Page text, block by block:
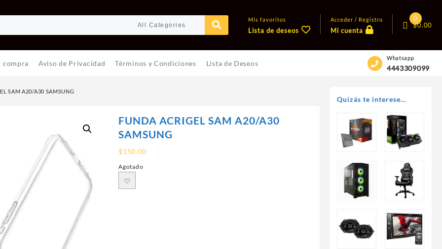
Mis favoritos
Lista de deseos
Acceder / Registro
Mi cuenta
0
$0.00
compra Aviso de Privacidad Términos y Condiciones Lista de Deseos
Whatsapp
4443309099
SAM A20/A30 SAMSUNG
FUNDA ACRIGEL SAM A20/A30
SAMSUNG
$150.00
Agotado
Quízás te interese…